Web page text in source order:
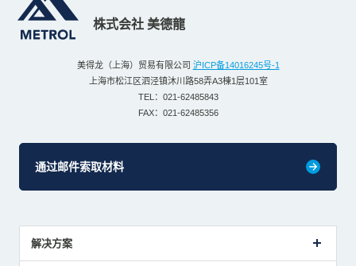
株式会社 美德龍
美得龙（上海）贸易有限公司 沪ICP备14016245号-1
上海市松江区泗泾镇沐川路58弄A3棟1层101室
TEL：021-62485843
FAX：021-62485356
通过邮件索取材料
解决方案